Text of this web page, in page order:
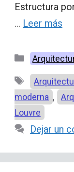
Estructura
… Leer más
Etiquetas
moderna ,
Louvre
Dejar un